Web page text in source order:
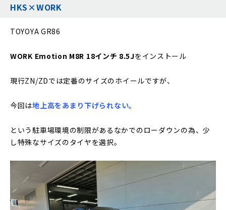
HKS×WORK
TOYOYA GR86
WORK Emotion M8R 18インチ 8.5Jをインストール
現行ZN/ZDでは定番のサイズのホイールですが、
今回は地上高をあまり下げられない。
という駐車場環境の制限があるなかでのローダウンの為、少
し特殊なサイズのタイヤを選択。